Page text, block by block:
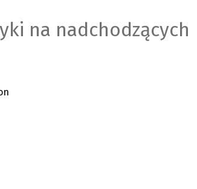
na nadchodzących